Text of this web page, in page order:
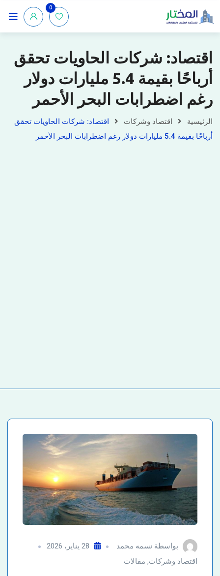
0
اقتصاد: شركات الحاويات تحقق
أرباحًا بقيمة 5.4 مليارات دولار
رغم اضطرابات البحر الأحمر
الرئيسية اقتصاد وشركات
اقتصاد: شركات الحاويات تحقق
أرباحًا بقيمة 5.4 مليارات دولار رغم اضطرابات البحر الأحمر
بواسطة نسمه محمد
28 يناير، 2026
اقتصاد وشركات, مقالات